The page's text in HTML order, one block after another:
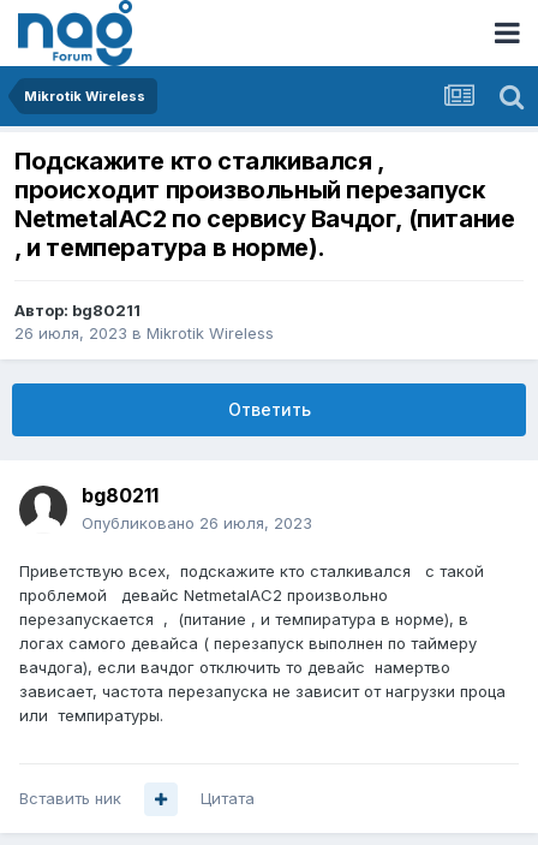
Mikrotik Wireless
Подскажите кто сталкивался ,
происходит произвольный перезапуск
NetmetalAC2 по сервису Вачдог, (питание
, и температура в норме).
Автор: bg80211
26 июля, 2023 в Mikrotik Wireless
Ответить
bg80211
Опубликовано 26 июля, 2023
Приветствую всех, подскажите кто сталкивался с такой
проблемой девайс NetmetalAC2 произвольно
перезапускается , (питание , и темпиратура в норме), в
логах самого девайса ( перезапуск выполнен по таймеру
вачдога), если вачдог отключить то девайс намертво
зависает, частота перезапуска не зависит от нагрузки проца
или темпиратуры.
Вставить ник Цитата